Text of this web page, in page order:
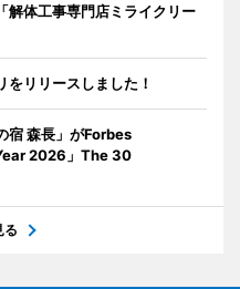
解体工事専門店ミライクリー
をリリースしました！
宿 森長」がForbes
2026」The 30
る